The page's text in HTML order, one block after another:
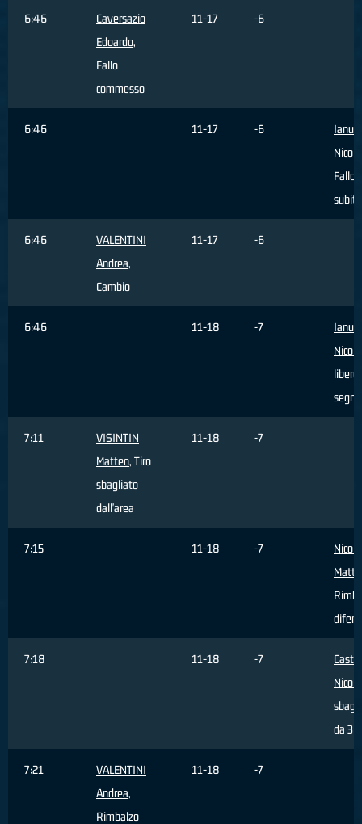
6:46
Caversazio
Edoardo,
Fallo
commesso
11-17 -6
6:46 11-17 -6
Nicolò
Fallo
subito
6:46
VALENTINI
Andrea,
Cambio
11-17 -6
6:46 11-18 -7
Nicolò
libero
7:11
VISINTIN
Matteo, Tiro
sbagliato
dall'area
11-18 -7
7:15 11-18 -7
Nicoli
7:18 11-18 -7
Nicolò
da 3
7:21
VALENTINI
Andrea,
Rimbalzo
11-18 -7